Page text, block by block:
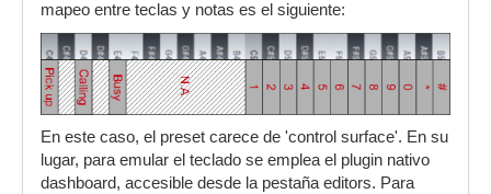
mapeo entre teclas y notas es el siguiente:
En este caso, el preset carece de 'control surface'. En su
lugar, para emular el teclado se emplea el plugin nativo
dashboard, accesible desde la pestaña editors. Para